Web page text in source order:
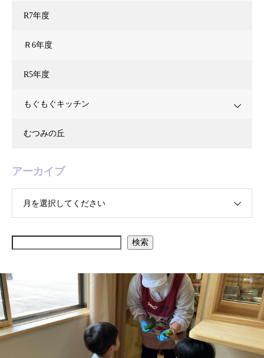
R7年度
Ｒ6年度
R5年度
もぐもぐキッチン
むつみの丘
アーカイブ
月を選択してください
検索